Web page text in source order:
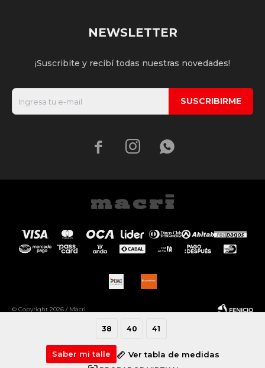
38 40 41
Saber mi talle Ver tabla de medidas
NEWSLETTER
¡Suscribite y recibí todas nuestras novedades!
SUSCRIBIRME
  
© Copyright 2026 / Macri